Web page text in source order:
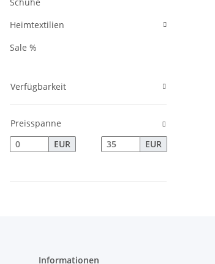
Heimtextilien
Sale %
Verfügbarkeit
Preisspanne
EUR
EUR
Informationen